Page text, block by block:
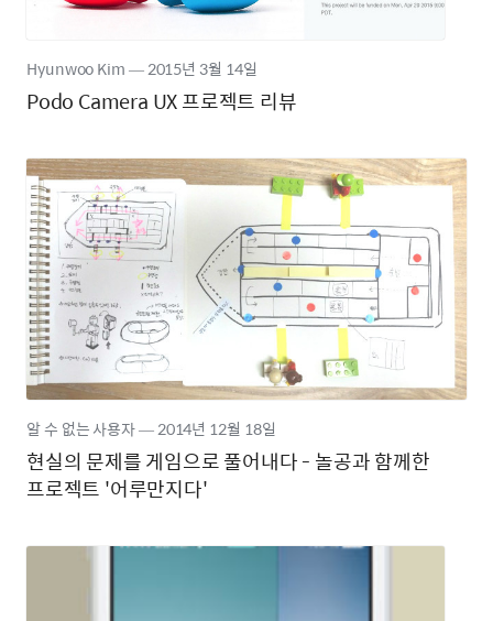
Podo Camera UX 프로젝트 리뷰
Hyunwoo Kim―2015년 3월 14일
현실의 문제를 게임으로 풀어내다 - 놀공과 함께한
프로젝트 '어루만지다'
알 수 없는 사용자―2014년 12월 18일